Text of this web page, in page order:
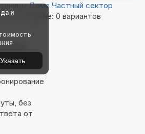
Дома Частный сектор
в Кашине: 0 вариантов
без
от
и
Указать